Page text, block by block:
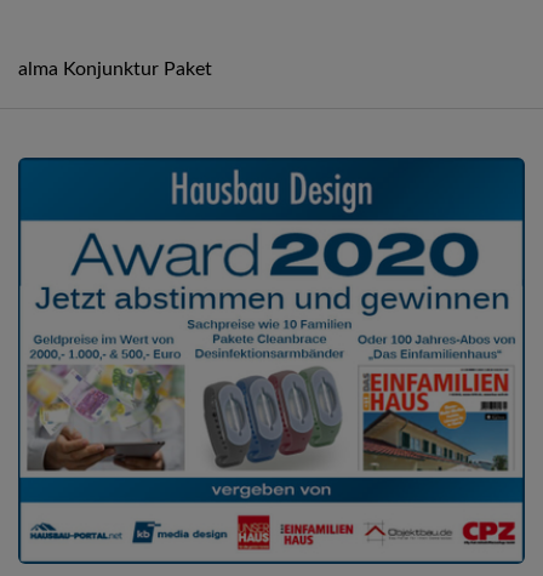
alma Konjunktur Paket